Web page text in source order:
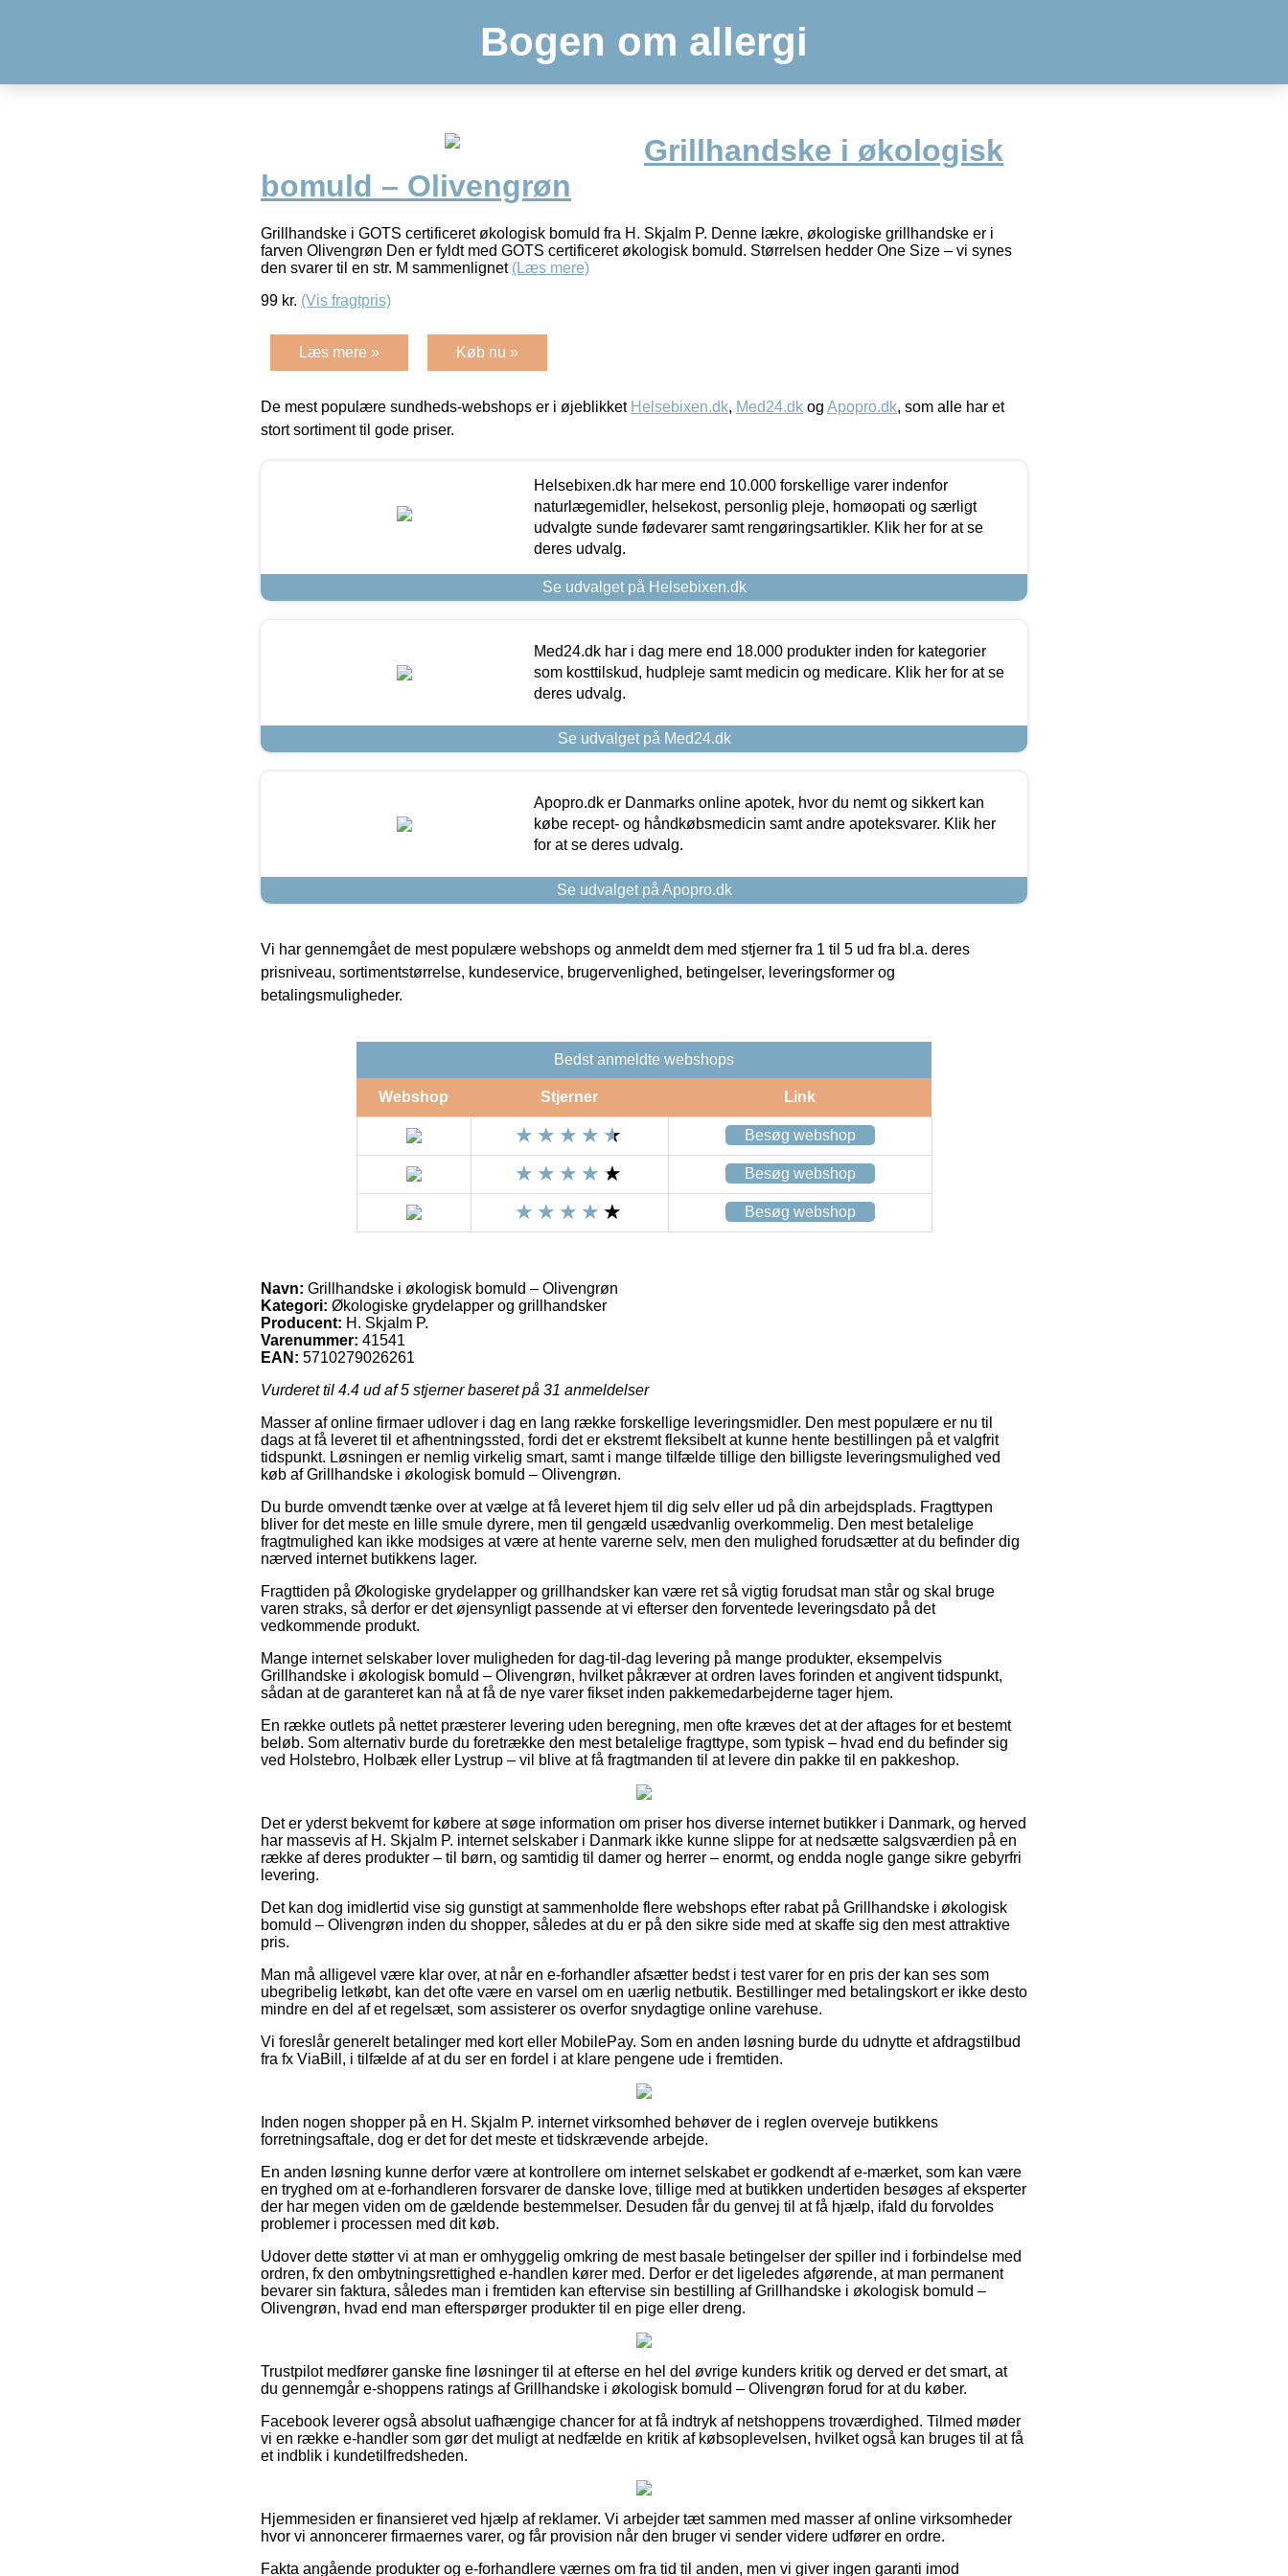
Bogen om allergi
Grillhandske i økologisk
bomuld – Olivengrøn
Grillhandske i GOTS certificeret økologisk bomuld fra H. Skjalm P. Denne lækre, økologiske grillhandske er i
farven Olivengrøn Den er fyldt med GOTS certificeret økologisk bomuld. Størrelsen hedder One Size – vi synes
den svarer til en str. M sammenlignet (Læs mere)
99 kr. (Vis fragtpris)
Læs mere » Køb nu »
De mest populære sundheds-webshops er i øjeblikket Helsebixen.dk, Med24.dk og Apopro.dk, som alle har et
stort sortiment til gode priser.
Helsebixen.dk har mere end 10.000 forskellige varer indenfor
naturlægemidler, helsekost, personlig pleje, homøopati og særligt
udvalgte sunde fødevarer samt rengøringsartikler. Klik her for at se
deres udvalg.
Se udvalget på Helsebixen.dk
Med24.dk har i dag mere end 18.000 produkter inden for kategorier
som kosttilskud, hudpleje samt medicin og medicare. Klik her for at se
deres udvalg.
Se udvalget på Med24.dk
Apopro.dk er Danmarks online apotek, hvor du nemt og sikkert kan
købe recept- og håndkøbsmedicin samt andre apoteksvarer. Klik her
for at se deres udvalg.
Se udvalget på Apopro.dk
Vi har gennemgået de mest populære webshops og anmeldt dem med stjerner fra 1 til 5 ud fra bl.a. deres
prisniveau, sortimentstørrelse, kundeservice, brugervenlighed, betingelser, leveringsformer og
betalingsmuligheder.
Bedst anmeldte webshops
Webshop Stjerner Link
Besøg webshop
Besøg webshop
Besøg webshop
Navn: Grillhandske i økologisk bomuld – Olivengrøn
Kategori: Økologiske grydelapper og grillhandsker
Producent: H. Skjalm P.
Varenummer: 41541
EAN: 5710279026261
Vurderet til 4.4 ud af 5 stjerner baseret på 31 anmeldelser
Masser af online firmaer udlover i dag en lang række forskellige leveringsmidler. Den mest populære er nu til
dags at få leveret til et afhentningssted, fordi det er ekstremt fleksibelt at kunne hente bestillingen på et valgfrit
tidspunkt. Løsningen er nemlig virkelig smart, samt i mange tilfælde tillige den billigste leveringsmulighed ved
køb af Grillhandske i økologisk bomuld – Olivengrøn.
Du burde omvendt tænke over at vælge at få leveret hjem til dig selv eller ud på din arbejdsplads. Fragttypen
bliver for det meste en lille smule dyrere, men til gengæld usædvanlig overkommelig. Den mest betalelige
fragtmulighed kan ikke modsiges at være at hente varerne selv, men den mulighed forudsætter at du befinder dig
nærved internet butikkens lager.
Fragttiden på Økologiske grydelapper og grillhandsker kan være ret så vigtig forudsat man står og skal bruge
varen straks, så derfor er det øjensynligt passende at vi efterser den forventede leveringsdato på det
vedkommende produkt.
Mange internet selskaber lover muligheden for dag-til-dag levering på mange produkter, eksempelvis
Grillhandske i økologisk bomuld – Olivengrøn, hvilket påkræver at ordren laves forinden et angivent tidspunkt,
sådan at de garanteret kan nå at få de nye varer fikset inden pakkemedarbejderne tager hjem.
En række outlets på nettet præsterer levering uden beregning, men ofte kræves det at der aftages for et bestemt
beløb. Som alternativ burde du foretrække den mest betalelige fragttype, som typisk – hvad end du befinder sig
ved Holstebro, Holbæk eller Lystrup – vil blive at få fragtmanden til at levere din pakke til en pakkeshop.
Det er yderst bekvemt for købere at søge information om priser hos diverse internet butikker i Danmark, og herved
har massevis af H. Skjalm P. internet selskaber i Danmark ikke kunne slippe for at nedsætte salgsværdien på en
række af deres produkter – til børn, og samtidig til damer og herrer – enormt, og endda nogle gange sikre gebyrfri
levering.
Det kan dog imidlertid vise sig gunstigt at sammenholde flere webshops efter rabat på Grillhandske i økologisk
bomuld – Olivengrøn inden du shopper, således at du er på den sikre side med at skaffe sig den mest attraktive
pris.
Man må alligevel være klar over, at når en e-forhandler afsætter bedst i test varer for en pris der kan ses som
ubegribelig letkøbt, kan det ofte være en varsel om en uærlig netbutik. Bestillinger med betalingskort er ikke desto
mindre en del af et regelsæt, som assisterer os overfor snydagtige online varehuse.
Vi foreslår generelt betalinger med kort eller MobilePay. Som en anden løsning burde du udnytte et afdragstilbud
fra fx ViaBill, i tilfælde af at du ser en fordel i at klare pengene ude i fremtiden.
Inden nogen shopper på en H. Skjalm P. internet virksomhed behøver de i reglen overveje butikkens
forretningsaftale, dog er det for det meste et tidskrævende arbejde.
En anden løsning kunne derfor være at kontrollere om internet selskabet er godkendt af e-mærket, som kan være
en tryghed om at e-forhandleren forsvarer de danske love, tillige med at butikken undertiden besøges af eksperter
der har megen viden om de gældende bestemmelser. Desuden får du genvej til at få hjælp, ifald du forvoldes
problemer i processen med dit køb.
Udover dette støtter vi at man er omhyggelig omkring de mest basale betingelser der spiller ind i forbindelse med
ordren, fx den ombytningsrettighed e-handlen kører med. Derfor er det ligeledes afgørende, at man permanent
bevarer sin faktura, således man i fremtiden kan eftervise sin bestilling af Grillhandske i økologisk bomuld –
Olivengrøn, hvad end man efterspørger produkter til en pige eller dreng.
Trustpilot medfører ganske fine løsninger til at efterse en hel del øvrige kunders kritik og derved er det smart, at
du gennemgår e-shoppens ratings af Grillhandske i økologisk bomuld – Olivengrøn forud for at du køber.
Facebook leverer også absolut uafhængige chancer for at få indtryk af netshoppens troværdighed. Tilmed møder
vi en række e-handler som gør det muligt at nedfælde en kritik af købsoplevelsen, hvilket også kan bruges til at få
et indblik i kundetilfredsheden.
Hjemmesiden er finansieret ved hjælp af reklamer. Vi arbejder tæt sammen med masser af online virksomheder
hvor vi annoncerer firmaernes varer, og får provision når den bruger vi sender videre udfører en ordre.
Fakta angående produkter og e-forhandlere værnes om fra tid til anden, men vi giver ingen garanti imod